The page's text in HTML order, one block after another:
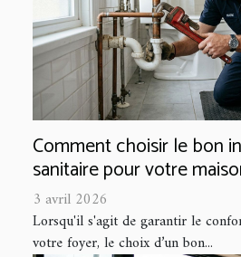
Comment choisir le bon
sanitaire pour votre
3 avril 2026
Lorsqu'il s'agit de garantir le
votre foyer, le choix d’un bon...